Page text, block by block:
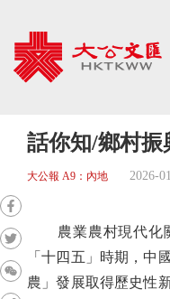
話你知/鄉村振
大公報 A9：內地 2026-
農業農村現代化關
「十四五」時期，中
農」發展取得歷史性